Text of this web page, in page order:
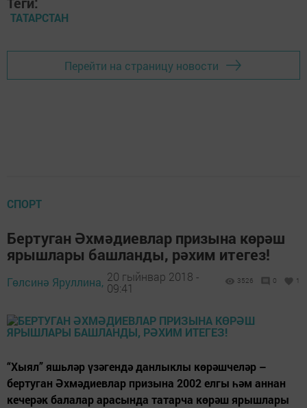
ТАТАРСТАН
Перейти на страницу новости
СПОРТ
Бертуган Әхмәдиевлар призына көрәш
ярышлары башланды, рәхим итегез!
Гөлсинә Яруллина, 20 гыйнвар 2018 -
09:41
3526 0 1
“Хыял” яшьләр үзәгендә данлыклы көрәшчеләр –
бертуган Әхмәдиевлар призына 2002 елгы һәм аннан
кечерәк балалар арасында татарча көрәш ярышлары